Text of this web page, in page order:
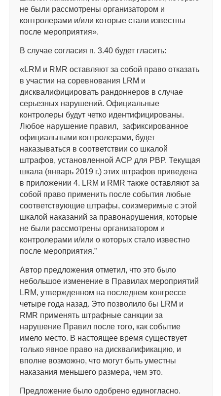
не были рассмотрены организатором и
контролерами и/или которые стали известны
после мероприятия».
В случае согласия п. 3.40 будет гласить:
«LRM и RMR оставляют за собой право отказать
в участии на соревнования LRM и
дисквалифицировать рандоннеров в случае
серьезных нарушений. Официальные
контролеры будут четко идентифицированы.
Любое нарушение правил, зафиксированное
официальными контролерами, будет
наказываться в соответствии со шкалой
штрафов, установленной ACP для PBP. Текущая
шкала (январь 2019 г.) этих штрафов приведена
в приложении 4. LRM и RMR также оставляют за
собой право применить после события любые
соответствующие штрафы, соизмеримые с этой
шкалой наказаний за правонарушения, которые
не были рассмотрены организатором и
контролерами и/или о которых стало известно
после мероприятия.”
Автор предложения отметил, что это было
небольшое изменение в Правилах мероприятий
LRM, утвержденном на последнем конгрессе
четыре года назад. Это позволило бы LRM и
RMR применять штрафные санкции за
нарушение Правил после того, как событие
имело место. В настоящее время существует
только явное право на дисквалификацию, и
вполне возможно, что могут быть уместны
наказания меньшего размера, чем это.
Предложение было одобрено единогласно.